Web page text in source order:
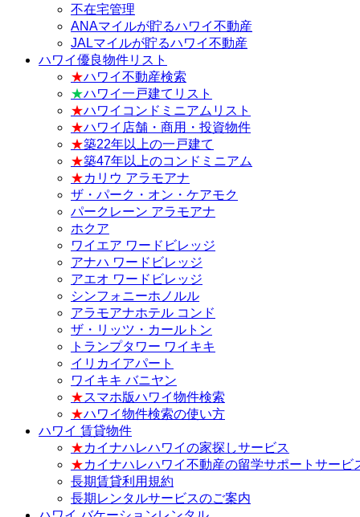
不在宅管理
ANAマイルが貯るハワイ不動産
JALマイルが貯るハワイ不動産
ハワイ優良物件リスト
★ハワイ不動産検索
★ハワイ一戸建てリスト
★ハワイコンドミニアムリスト
★ハワイ店舗・商用・投資物件
★築22年以上の一戸建て
★築47年以上のコンドミニアム
★カリウ アラモアナ
ザ・パーク・オン・ケアモク
パークレーン アラモアナ
ホクア
ワイエア ワードビレッジ
アナハ ワードビレッジ
アエオ ワードビレッジ
シンフォニーホノルル
アラモアナホテル コンド
ザ・リッツ・カールトン
トランプタワー ワイキキ
イリカイアパート
ワイキキ バニヤン
★スマホ版ハワイ物件検索
★ハワイ物件検索の使い方
ハワイ 賃貸物件
★カイナハレハワイの家探しサービス
★カイナハレハワイ不動産の留学サポートサービ
長期賃貸利用規約
長期レンタルサービスのご案内